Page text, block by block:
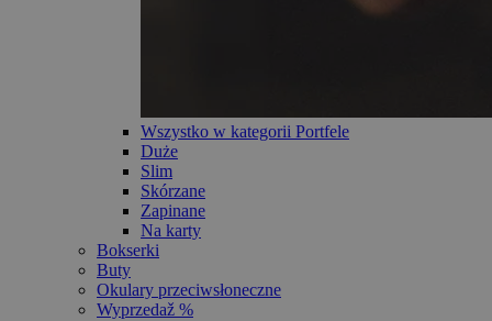
Wszystko w kategorii Portfele
Duże
Slim
Skórzane
Zapinane
Na karty
Bokserki
Buty
Okulary przeciwsłoneczne
Wyprzedaž %